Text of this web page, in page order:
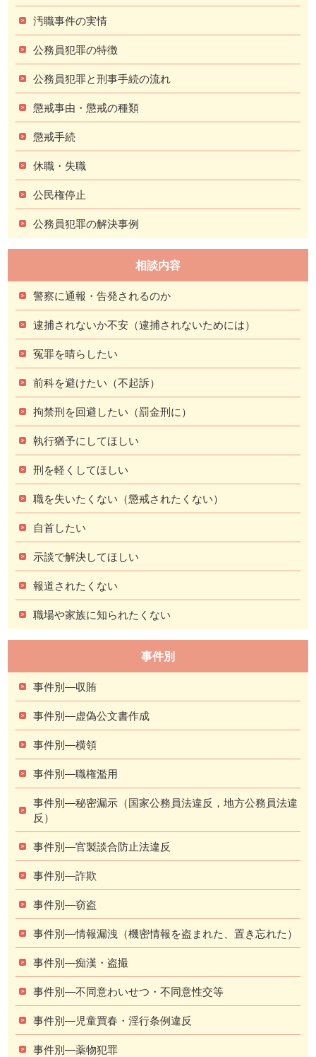
汚職事件の実情
公務員犯罪の特徴
公務員犯罪と刑事手続の流れ
懲戒事由・懲戒の種類
懲戒手続
休職・失職
公民権停止
公務員犯罪の解決事例
相談内容
警察に通報・告発されるのか
逮捕されないか不安（逮捕されないためには）
冤罪を晴らしたい
前科を避けたい（不起訴）
拘禁刑を回避したい（罰金刑に）
執行猶予にしてほしい
刑を軽くしてほしい
職を失いたくない（懲戒されたくない）
自首したい
示談で解決してほしい
報道されたくない
職場や家族に知られたくない
事件別
事件別―収賄
事件別―虚偽公文書作成
事件別―横領
事件別―職権濫用
事件別―秘密漏示（国家公務員法違反，地方公務員法違
反）
事件別―官製談合防止法違反
事件別―詐欺
事件別―窃盗
事件別―情報漏洩（機密情報を盗まれた、置き忘れた）
事件別―痴漢・盗撮
事件別―不同意わいせつ・不同意性交等
事件別―児童買春・淫行条例違反
事件別―薬物犯罪